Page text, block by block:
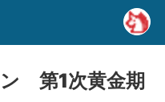
第1次黄金期